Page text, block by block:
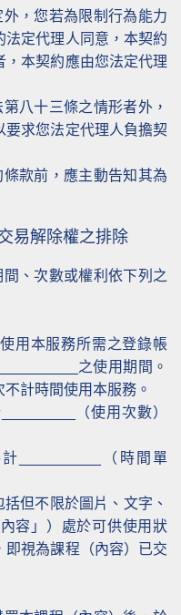
，您若為限制行為能力
法定代理人同意，本契約
本契約應由您法定代理
八十三條之情形者外，
求您法定代理人負擔契
款前，應主動告知其為
易解除權之排除
、次數或權利依下列之
用本服務所需之登錄帳
之使用期間。
計時間使用本服務。
（使用次數）
__________（時間單
但不限於圖片、文字、
容」）處於可供使用狀
即視為課程（內容）已交